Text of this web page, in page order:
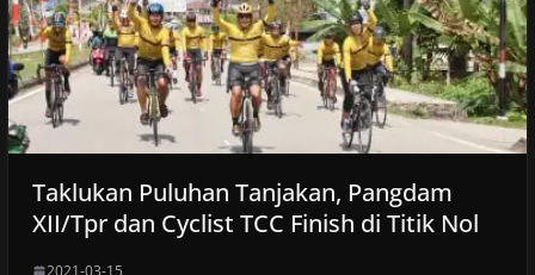
Taklukan Puluhan Tanjakan, Pangdam
XII/Tpr dan Cyclist TCC Finish di Titik Nol